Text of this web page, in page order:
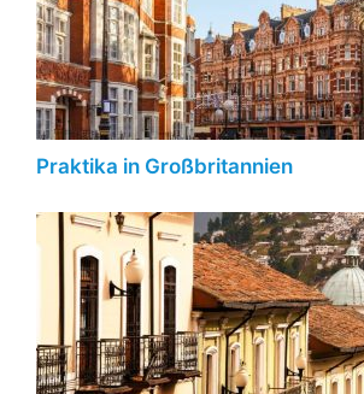
Praktika in Großbritannien